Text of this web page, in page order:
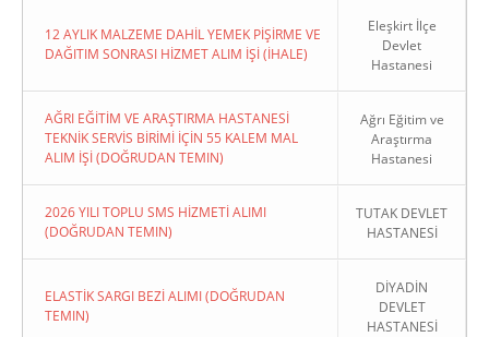
12 AYLIK MALZEME DAHİL YEMEK PİŞİRME VE
DAĞITIM SONRASI HİZMET ALIM İŞİ (İHALE)
Eleşkirt İlçe
Devlet
Hastanesi
AĞRI EĞİTİM VE ARAŞTIRMA HASTANESİ
TEKNİK SERVİS BİRİMİ İÇİN 55 KALEM MAL
ALIM İŞİ (DOĞRUDAN TEMIN)
Ağrı Eğitim ve
Araştırma
Hastanesi
2026 YILI TOPLU SMS HİZMETİ ALIMI
(DOĞRUDAN TEMIN)
TUTAK DEVLET
HASTANESİ
ELASTİK SARGI BEZİ ALIMI (DOĞRUDAN
TEMIN)
DİYADİN
DEVLET
HASTANESİ